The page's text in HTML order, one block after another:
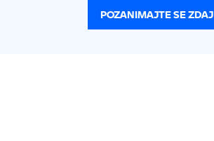
POZANIMAJTE SE ZDAJ